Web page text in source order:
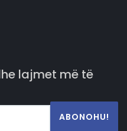
lajmet më të
ABONOHU!